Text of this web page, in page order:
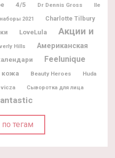
4/5 Dr Dennis Gross
Ile
2021 Charlotte Tilbury
LoveLula
Акции и
Hills
Американская
Feelunique
Beauty Heroes
Huda
Сыворотка для лица
тегам